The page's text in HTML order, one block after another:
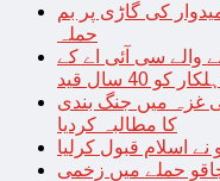
کی گاڑی پر بم
حملہ
والے سی آئی اے کے
کو 40 سال قید
غزہ میں جنگ بندی
کا مطالبہ کردیا
نے اسلام قبول کرلیا
حملے میں زخمی